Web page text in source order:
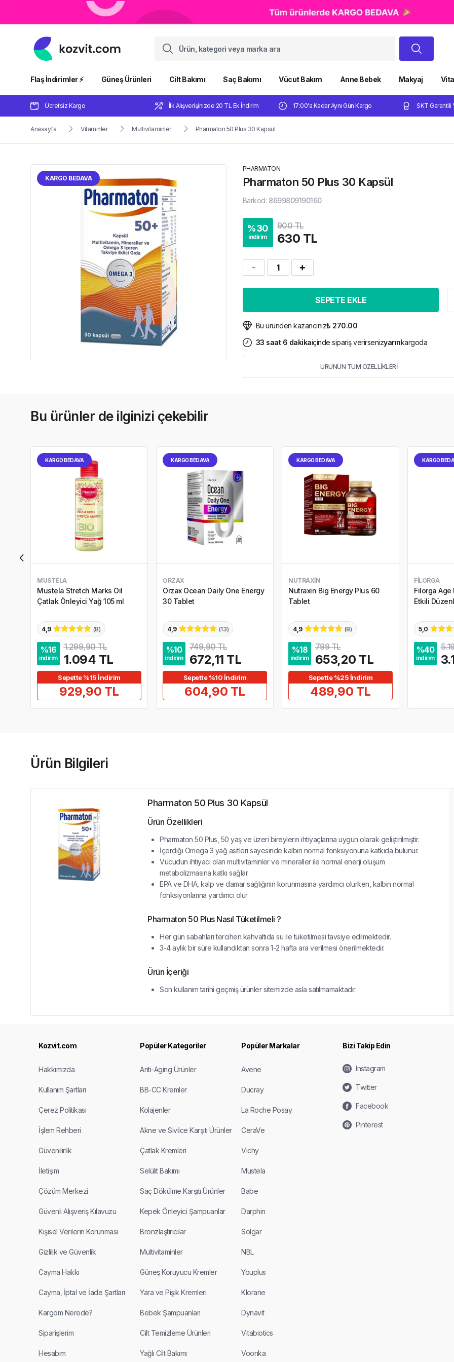
Flaş İndirimler ⚡️ Güneş Ürünleri Cilt Bakımı Saç Bakımı Vücut Bakım Anne Bebek Makyaj
Ücretsiz Kargo İlk Alışverişinizde 20 TL Ek İndirim 17:00'a Kadar Aynı Gün Kargo SKT Garantili
Anasayfa Vitaminler Multivitaminler Pharmaton 50 Plus 30 Kapsül
KARGO BEDAVA
PHARMATON
Pharmaton 50 Plus 30 Kapsül
Barkod: 8699809190160
%30
indirim
900 TL
630 TL
1
SEPETE EKLE
Bu üründen kazancınız₺ 270.00
33 saat 6 dakikaiçinde sipariş verirsenizyarınkargoda
ÜRÜNÜN TÜM ÖZELLİKLERİ
Bu ürünler de ilginizi çekebilir
KARGO BEDAVA
MUSTELA
Mustela Stretch Marks Oil
Çatlak Önleyici Yağ 105 ml
4,9 (8)
%16
indirim
1.299,90 TL
1.094 TL
Sepette %15 İndirim
929,90 TL
KARGO BEDAVA
ORZAX
Orzax Ocean Daily One Energy
30 Tablet
4,9 (13)
%10
indirim
749,90 TL
672,11 TL
Sepette %10 İndirim
604,90 TL
KARGO BEDAVA
NUTRAXIN
Nutraxin Big Energy Plus 60
Tablet
4,9 (8)
%18
indirim
799 TL
653,20 TL
Sepette %25 İndirim
489,90 TL
KARGO
FILORGA
Filorga Age
Etkili
5,0
%40
indirim
Ürün Bilgileri
Pharmaton 50 Plus 30 Kapsül
Ürün Özellikleri
Pharmaton 50 Plus, 50 yaş ve üzeri bireylerin ihtiyaçlarına uygun olarak geliştirilmiştir.
İçerdiği Omega 3 yağ asitleri sayesinde kalbin normal fonksiyonuna katkıda bulunur.
Vücudun ihtiyacı olan multivitaminler ve mineraller ile normal enerji oluşum
metabolizmasına katkı sağlar.
EPA ve DHA, kalp ve damar sağlığının korunmasına yardımcı olurken, kalbin normal
fonksiyonlarına yardımcı olur.
Pharmaton 50 Plus Nasıl Tüketilmeli ?
Her gün sabahları tercihen kahvaltıda su ile tüketilmesi tavsiye edilmektedir.
3-4 aylık bir süre kullandıktan sonra 1-2 hafta ara verilmesi önerilmektedir.
Ürün İçeriği
Son kullanım tarihi geçmiş ürünler sitemizde asla satılmamaktadır.
Kozvit.com
Hakkımızda
Kullanım Şartları
Çerez Politikası
İşlem Rehberi
Güvenilirlik
İletişim
Çözüm Merkezi
Güvenli Alışveriş Kılavuzu
Kişisel Verilerin Korunması
Gizlilik ve Güvenlik
Cayma Hakkı
Cayma, İptal ve İade Şartları
Kargom Nerede?
Siparişlerim
Hesabım
Popüler Kategoriler
Anti-Aging Ürünler
BB-CC Kremler
Kolajenler
Akne ve Sivilce Karşıtı Ürünler
Çatlak Kremleri
Selülit Bakımı
Saç Dökülme Karşıtı Ürünler
Kepek Önleyici Şampuanlar
Bronzlaştırıcılar
Multivitaminler
Güneş Koruyucu Kremler
Yara ve Pişik Kremleri
Bebek Şampuanları
Cilt Temizleme Ürünleri
Yağlı Cilt Bakımı
Popüler Markalar
Avene
Ducray
La Roche Posay
CeraVe
Vichy
Mustela
Babe
Darphin
Solgar
NBL
Youplus
Klorane
Dynavit
Vitabiotics
Voonka
Bizi Takip Edin
Instagram
Twitter
Facebook
Pinterest